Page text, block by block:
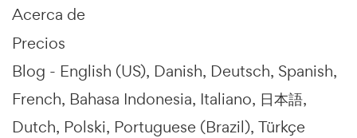
Acerca de
Precios
Blog - English (US) Danish Deutsch Spanish
French Bahasa Indonesia Italiano 日本語
Dutch Polski Portuguese (Brazil) Türkçe